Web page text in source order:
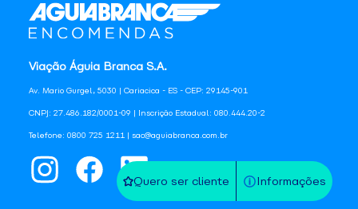
Quero ser cliente Informações
Viação Águia Branca S.A.
Av. Mario Gurgel, 5030 | Cariacica - ES - CEP: 29145-901
CNPJ: 27.486.182/0001-09 | Inscrição Estadual: 080.444.20-2
Telefone: 0800 725 1211 | sac@aguiabranca.com.br